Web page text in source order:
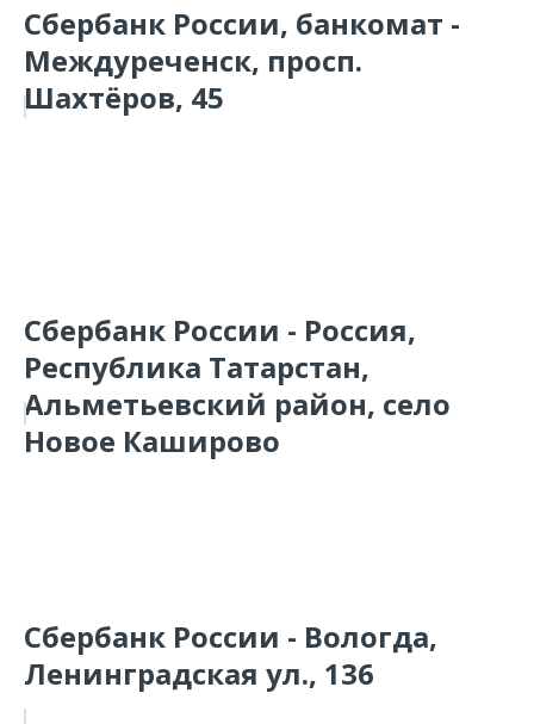
Сбербанк России, банкомат -
Междуреченск, просп.
Шахтёров, 45
Сбербанк России - Россия,
Республика Татарстан,
Альметьевский район, село
Новое Каширово
Сбербанк России - Вологда,
Ленинградская ул., 136